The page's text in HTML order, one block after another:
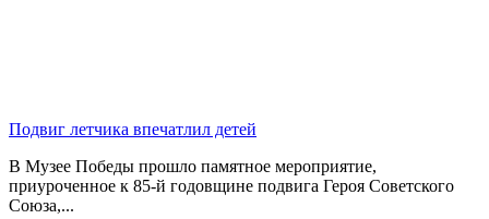
Подвиг летчика впечатлил детей
В Музее Победы прошло памятное мероприятие,
приуроченное к 85-й годовщине подвига Героя Советского
Союза,...